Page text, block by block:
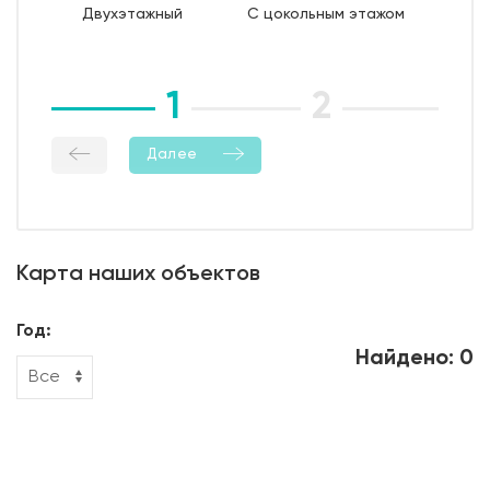
влажностный режима);
Двухэтажный С цокольным этажом
1 2
Далее
Карта наших объектов
Год:
Найдено: 0